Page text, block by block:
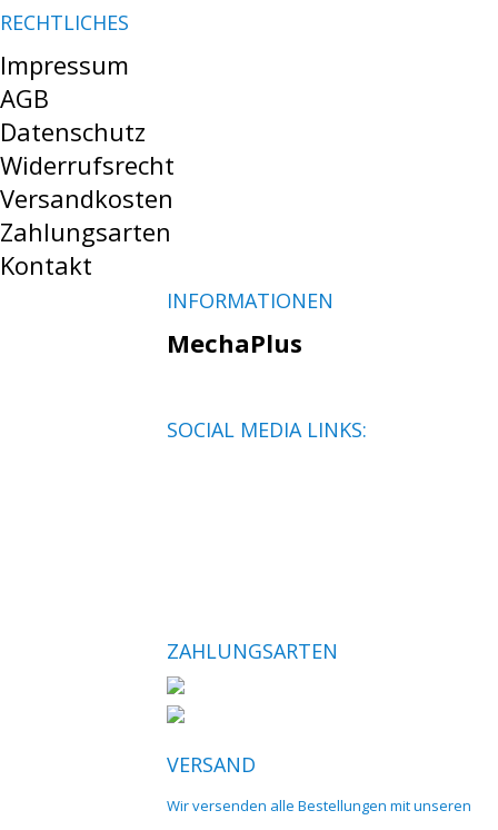
RECHTLICHES
Impressum
AGB
Datenschutz
Widerrufsrecht
Versandkosten
Zahlungsarten
Kontakt
INFORMATIONEN
MechaPlus
SOCIAL MEDIA LINKS:
ZAHLUNGSARTEN
VERSAND
Wir versenden alle Bestellungen mit unseren